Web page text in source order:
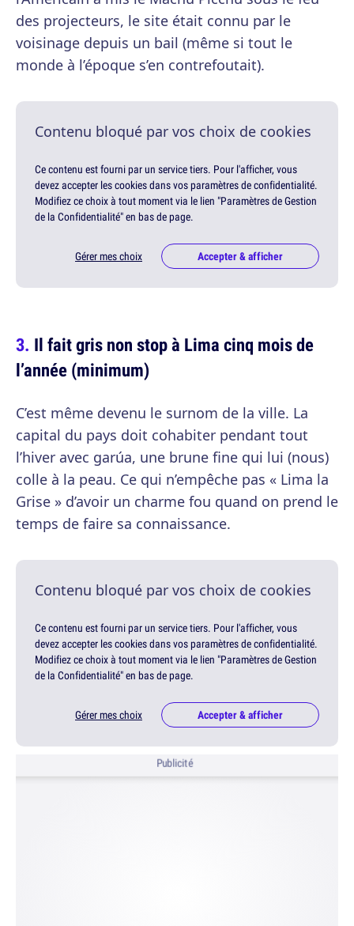
des projecteurs, le site était connu par le
voisinage depuis un bail (même si tout le
monde à l’époque s’en contrefoutait).
Contenu bloqué par vos choix de cookies
Ce contenu est fourni par un service tiers. Pour l'afficher, vous
devez accepter les cookies dans vos paramètres de confidentialité.
Modifiez ce choix à tout moment via le lien "Paramètres de Gestion
de la Confidentialité" en bas de page.
Gérer mes choix Accepter & afficher
Il fait gris non stop à Lima cinq mois de
l’année (minimum)
C’est même devenu le surnom de la ville. La
capital du pays doit cohabiter pendant tout
l’hiver avec garúa, une brune fine qui lui (nous)
colle à la peau. Ce qui n’empêche pas « Lima la
Grise » d’avoir un charme fou quand on prend le
temps de faire sa connaissance.
Contenu bloqué par vos choix de cookies
Ce contenu est fourni par un service tiers. Pour l'afficher, vous
devez accepter les cookies dans vos paramètres de confidentialité.
Modifiez ce choix à tout moment via le lien "Paramètres de Gestion
de la Confidentialité" en bas de page.
Gérer mes choix Accepter & afficher
Publicité